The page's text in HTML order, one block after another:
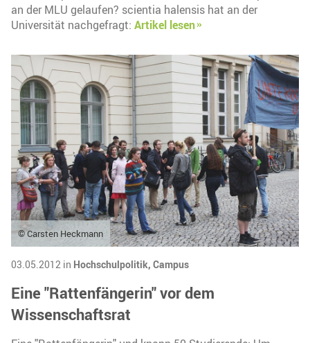
an der MLU gelaufen? scientia halensis hat an der
Universität nachgefragt: Artikel lesen
© Carsten Heckmann
03.05.2012 in Hochschulpolitik, Campus
Eine "Rattenfängerin" vor dem
Wissenschaftsrat